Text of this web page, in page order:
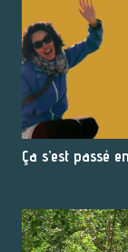
Ça s’est passé